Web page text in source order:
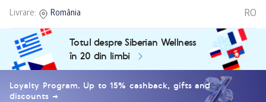
Livrare: România RO
Totul despre Siberian Wellness
în 20 din limbi
Loyalty Program. Up to 15% cashback, gifts and
discounts →